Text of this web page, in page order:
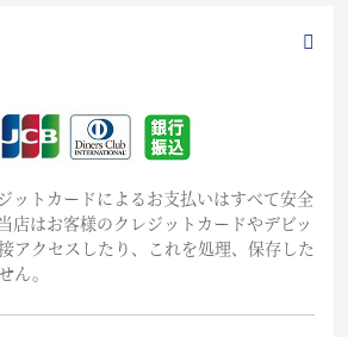
ットカードによるお支払いはすべて安全
店はお客様のクレジットカードやデビッ
アクセスしたり、これを処理、保存した
ん。